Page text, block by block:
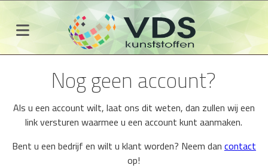
Nog geen account?
Als u een account wilt, laat ons dit weten, dan zullen wij een
link versturen waarmee u een account kunt aanmaken.
Bent u een bedrijf en wilt u klant worden? Neem dan contact
op!